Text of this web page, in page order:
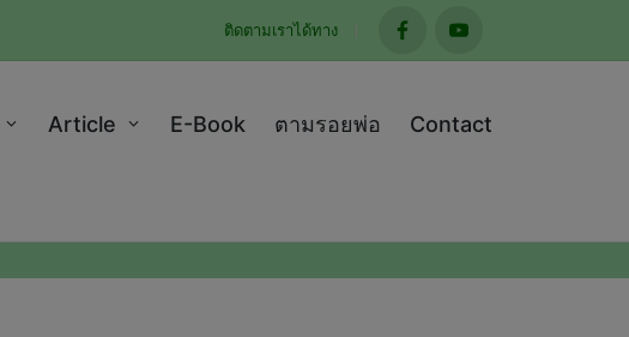
ติดตามเราได้ทาง
facebookyoutube
Article E-Book ตามรอยพ่อ Contact